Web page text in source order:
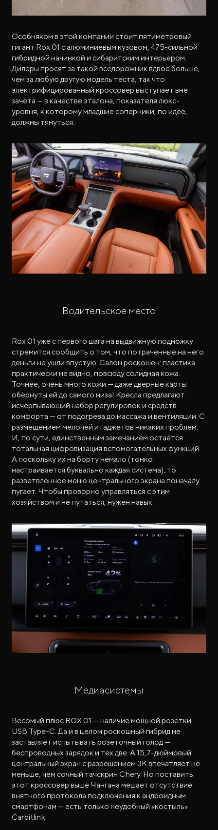
Особняком в этой компании стоит пятиметровый
гигант Rox 01 с алюминиевым кузовом, 475-сильной
гибридной начинкой и сибаритским интерьером.
Дилеры просят за такой вседорожник вдвое больше,
чем за любую другую модель теста, так что
электрифицированный кроссовер выступает вне
зачёта — в качестве эталона, показателя люкс-
уровня, к которому младшие соперники, по идее,
должны тянуться.
Водительское место
Rox 01 уже с первого шага на выдвижную подножку
стремится сообщить о том, что потраченные на него
деньги не ушли впустую. Салон роскошен: пластика
практически не видно, повсюду солидная кожа.
Точнее, очень много кожи — даже дверные карты
обёрнуты ей до самого низа! Кресла предлагают
исчерпывающий набор регулировок и средств
комфорта — от подогрева до массажа и вентиляции. С
размещением мелочей и гаджетов никаких проблем.
И, по сути, единственным замечанием остаётся
тотальная цифровизация вспомогательных функций.
А поскольку их на борту немало (тонко
настраивается буквально каждая система), то
разветвлённое меню центрального экрана поначалу
пугает. Чтобы проворно управляться с этим
хозяйством и не путаться, нужен навык.
Медиасистемы
Весомый плюс ROX 01 — наличие мощной розетки
USB Type-C. Да и в целом роскошный гибрид не
заставляет испытывать розеточный голод —
беспроводных зарядок и тех две. А 15,7-дюймовый
центральный экран с разрешением 3К впечатляет не
меньше, чем сочный тачскрин Chery. Но поставить
этот кроссовер выше Чангана мешает отсутствие
внятного протокола подключения к андроидным
смартфонам — есть только неудобный «костыль»
Carbitlink.